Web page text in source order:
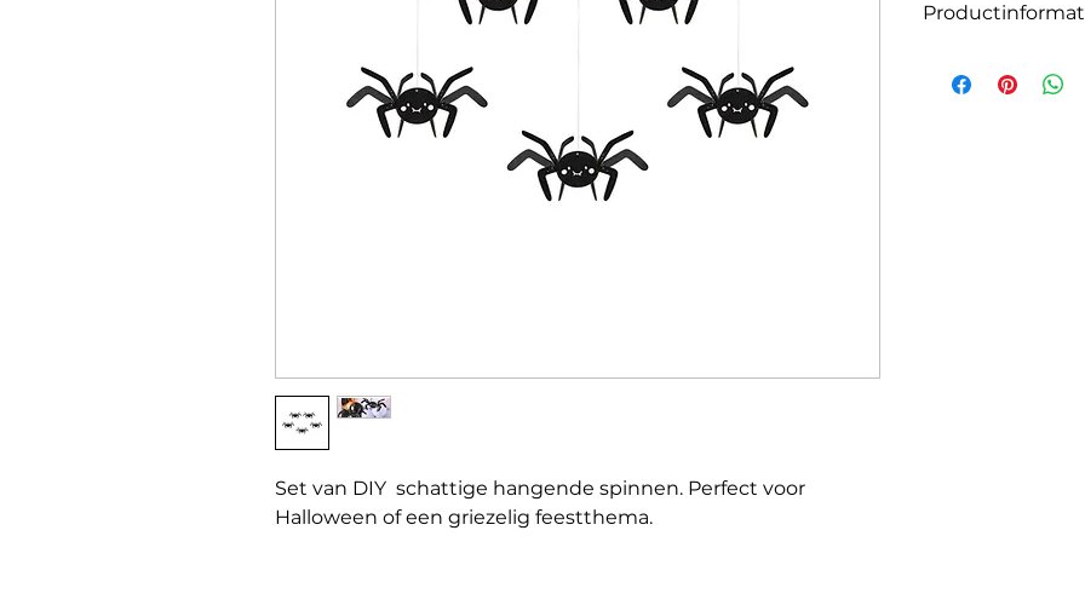
Set van DIY schattige hangende spinnen. Perfect voor
Halloween of een griezelig feestthema.
Materiaal: Papier